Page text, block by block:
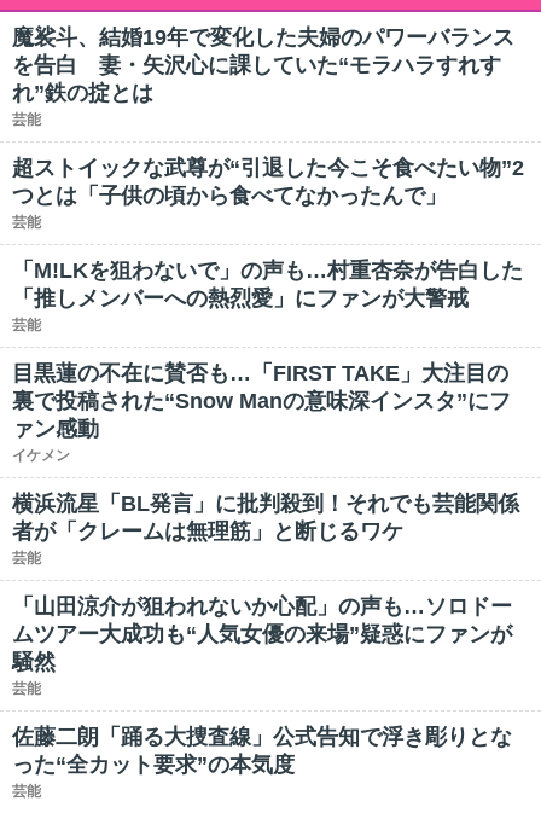
魔裟斗、結婚19年で変化した夫婦のパワーバランス
を告白 妻・矢沢心に課していた“モラハラすれす
れ”鉄の掟とは
芸能
超ストイックな武尊が“引退した今こそ食べたい物”2
つとは「子供の頃から食べてなかったんで」
芸能
「M!LKを狙わないで」の声も…村重杏奈が告白した
「推しメンバーへの熱烈愛」にファンが大警戒
芸能
目黒蓮の不在に賛否も…「FIRST TAKE」大注目の
裏で投稿された“Snow Manの意味深インスタ”にフ
ァン感動
イケメン
横浜流星「BL発言」に批判殺到！それでも芸能関係
者が「クレームは無理筋」と断じるワケ
芸能
「山田涼介が狙われないか心配」の声も…ソロドー
ムツアー大成功も“人気女優の来場”疑惑にファンが
騒然
芸能
佐藤二朗「踊る大捜査線」公式告知で浮き彫りとな
った“全カット要求”の本気度
芸能